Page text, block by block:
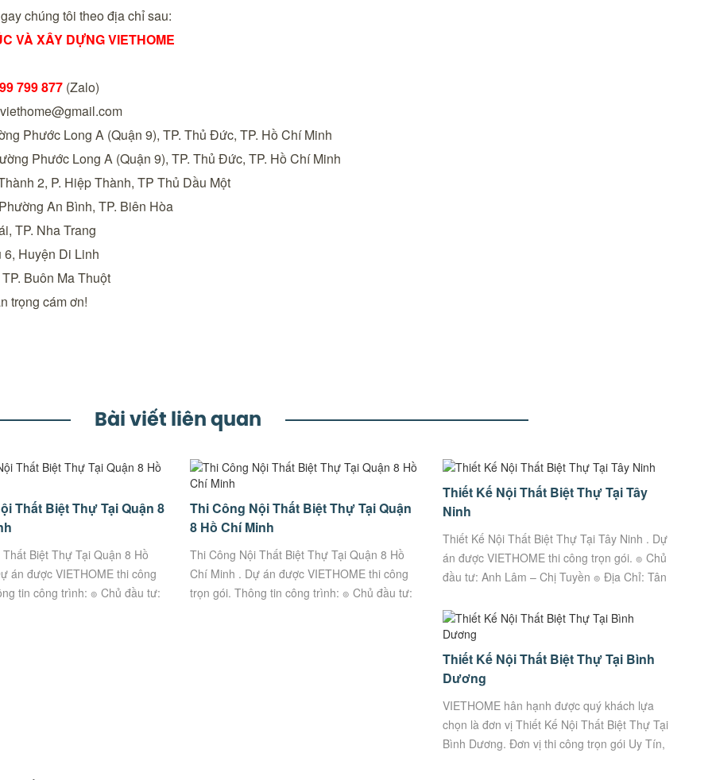
chúng tôi theo địa chỉ sau:
VÀ XÂY DỰNG VIETHOME
799 877 (Zalo)
Phước Long A (Quận 9), TP. Thủ Đức, TP. Hồ Chí Minh
Phước Long A (Quận 9), TP. Thủ Đức, TP. Hồ Chí Minh
2, P. Hiệp Thành, TP Thủ Dầu Một
An Bình, TP. Biên Hòa
TP. Nha Trang
6, Huyện Di Linh
Buôn Ma Thuột
trọng cám ơn!
Bài viết liên quan
Thất Biệt Thự Tại Quận 8
Biệt Thự Tại Quận 8 Hồ
án được VIETHOME thi công
tin công trình: ๏ Chủ đầu tư:
Thi Công Nội Thất Biệt Thự Tại Quận
8 Hồ Chí Minh
Thi Công Nội Thất Biệt Thự Tại Quận 8 Hồ
Chí Minh . Dự án được VIETHOME thi công
trọn gói. Thông tin công trình: ๏ Chủ đầu tư:
Thiết Kế Nội Thất Biệt Thự Tại Tây
Ninh
Thiết Kế Nội Thất Biệt Thự Tại Tây Ninh . Dự
án được VIETHOME thi công trọn gói. ๏ Chủ
đầu tư: Anh Lâm – Chị Tuyền ๏ Địa Chỉ: Tân
Thiết Kế Nội Thất Biệt Thự Tại Bình
Dương
VIETHOME hân hạnh được quý khách lựa
chọn là đơn vị Thiết Kế Nội Thất Biệt Thự Tại
Bình Dương. Đơn vị thi công trọn gói Uy Tín,